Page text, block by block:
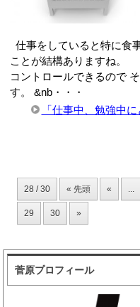
仕事をしていると特に食
ことが結構ありますね。
コントロールできるので
す。 &nb・・・
「仕事中、勉強中
28 / 30 « 先頭 « ...
29 30 »
菅原プロフィール